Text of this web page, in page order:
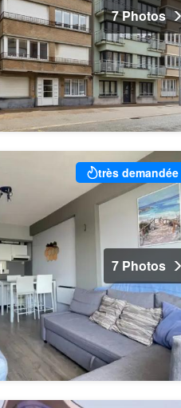
7 Photos
très demandée
7 Photos